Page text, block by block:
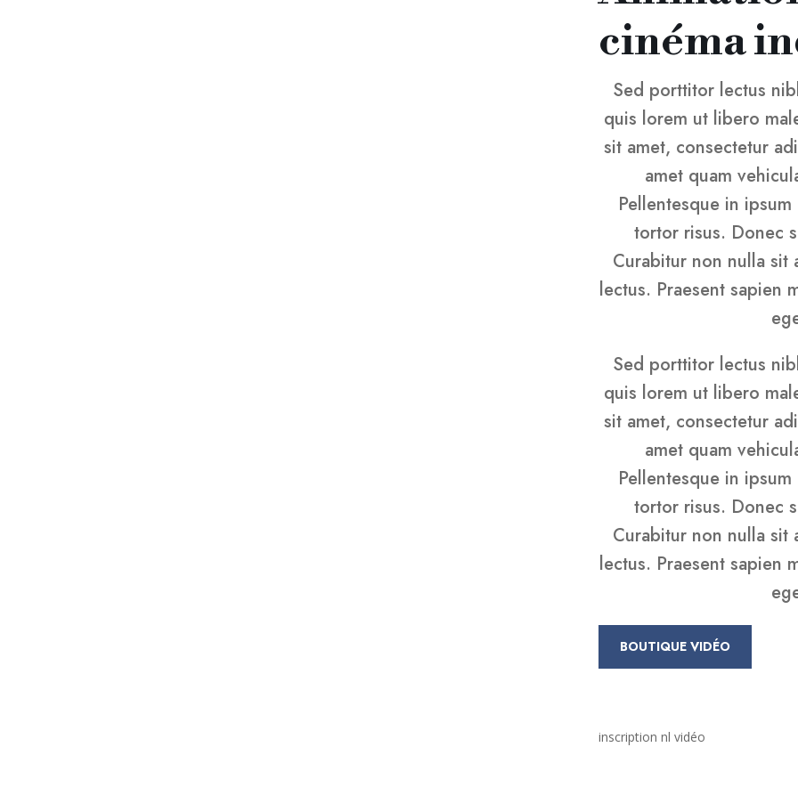
cinéma
Sed porttitor lectus
quis lorem ut libero
sit amet, consectetur
amet quam
Pellentesque in
tortor risus. Donec
Curabitur non nulla sit
lectus. Praesent sapien
Sed porttitor lectus
quis lorem ut libero
sit amet, consectetur
amet quam
Pellentesque in
tortor risus. Donec
Curabitur non nulla sit
lectus. Praesent sapien
BOUTIQUE VIDÉO
inscription nl vidéo